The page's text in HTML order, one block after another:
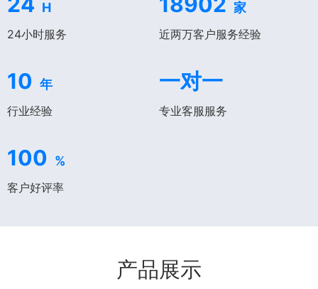
H
24小时服务
家
近两万客户服务经验
10 年
行业经验
一对一
专业客服服务
100 %
客户好评率
产品展示